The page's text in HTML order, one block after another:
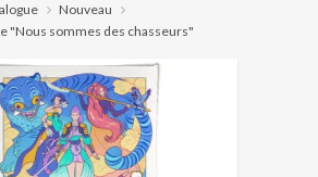
Nouveau
"Nous sommes des chasseurs"